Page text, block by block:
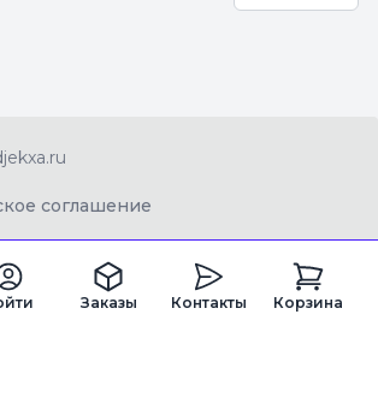
Заказы Контакты Корзина
соглашение